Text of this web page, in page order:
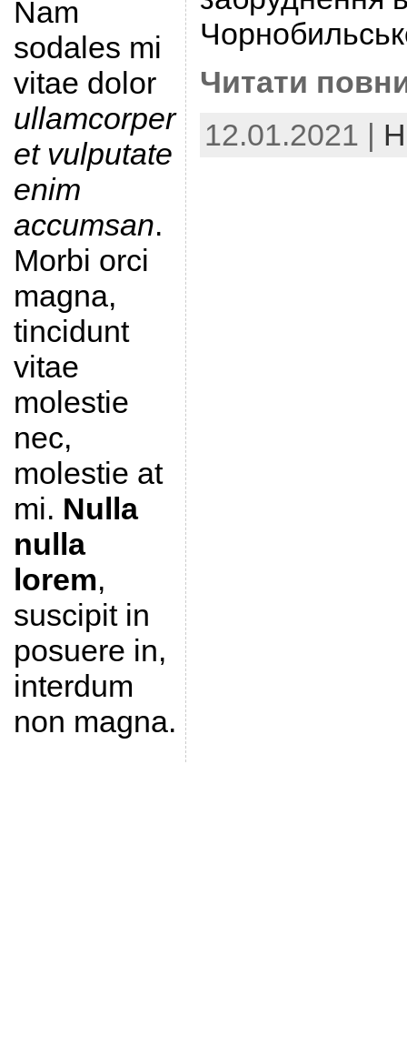
Nam
sodales mi
vitae dolor
ullamcorper
et vulputate
enim
accumsan.
Morbi orci
magna,
tincidunt
vitae
molestie
nec,
molestie at
mi. Nulla
nulla
lorem,
suscipit in
posuere in,
interdum
non magna.
Читати
12.01.2021 |